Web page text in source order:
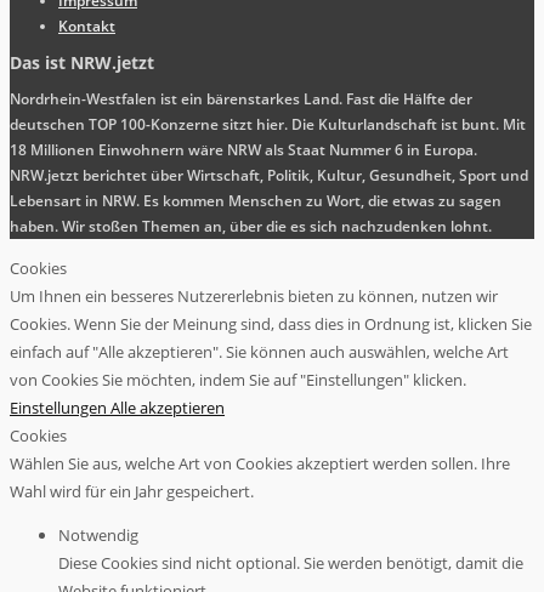
Kontakt
Das ist NRW.jetzt
Nordrhein-Westfalen ist ein bärenstarkes Land. Fast die Hälfte der
deutschen TOP 100-Konzerne sitzt hier. Die Kulturlandschaft ist bunt. Mit
18 Millionen Einwohnern wäre NRW als Staat Nummer 6 in Europa.
NRW.jetzt berichtet über Wirtschaft, Politik, Kultur, Gesundheit, Sport und
Lebensart in NRW. Es kommen Menschen zu Wort, die etwas zu sagen
haben. Wir stoßen Themen an, über die es sich nachzudenken lohnt.
Cookies
Um Ihnen ein besseres Nutzererlebnis bieten zu können, nutzen wir
Cookies. Wenn Sie der Meinung sind, dass dies in Ordnung ist, klicken Sie
einfach auf "Alle akzeptieren". Sie können auch auswählen, welche Art
von Cookies Sie möchten, indem Sie auf "Einstellungen" klicken.
Einstellungen Alle akzeptieren
Cookies
Wählen Sie aus, welche Art von Cookies akzeptiert werden sollen. Ihre
Wahl wird für ein Jahr gespeichert.
Notwendig
Diese Cookies sind nicht optional. Sie werden benötigt, damit die